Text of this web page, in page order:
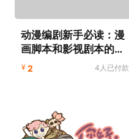
动漫编剧新手必读：漫
画脚本和影视剧本的区
别及常用格式
¥ 2 4人已付款